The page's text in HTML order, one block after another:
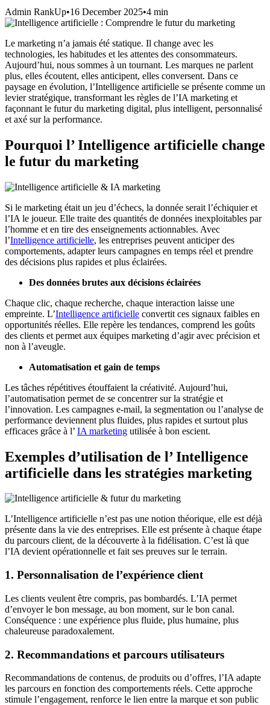
Admin RankUp•16 December 2025•4 min
Le marketing n’a jamais été statique. Il change avec les
technologies, les habitudes et les attentes des consommateurs.
Aujourd’hui, nous sommes à un tournant. Les marques ne parlent
plus, elles écoutent, elles anticipent, elles conversent. Dans ce
paysage en évolution, l’Intelligence artificielle se présente comme un
levier stratégique, transformant les règles de l’IA marketing et
façonnant le futur du marketing digital, plus intelligent, personnalisé
et axé sur la performance.
Pourquoi l’ Intelligence artificielle change
le futur du marketing
Si le marketing était un jeu d’échecs, la donnée serait l’échiquier et
l’IA le joueur. Elle traite des quantités de données inexploitables par
l’homme et en tire des enseignements actionnables. Avec
l’Intelligence artificielle, les entreprises peuvent anticiper des
comportements, adapter leurs campagnes en temps réel et prendre
des décisions plus rapides et plus éclairées.
Des données brutes aux décisions éclairées
Chaque clic, chaque recherche, chaque interaction laisse une
empreinte. L’Intelligence artificielle convertit ces signaux faibles en
opportunités réelles. Elle repère les tendances, comprend les goûts
des clients et permet aux équipes marketing d’agir avec précision et
non à l’aveugle.
Automatisation et gain de temps
Les tâches répétitives étouffaient la créativité. Aujourd’hui,
l’automatisation permet de se concentrer sur la stratégie et
l’innovation. Les campagnes e-mail, la segmentation ou l’analyse de
performance deviennent plus fluides, plus rapides et surtout plus
efficaces grâce à l’ IA marketing utilisée à bon escient.
Exemples d’utilisation de l’ Intelligence
artificielle dans les stratégies marketing
L’Intelligence artificielle n’est pas une notion théorique, elle est déjà
présente dans la vie des entreprises. Elle est présente à chaque étape
du parcours client, de la découverte à la fidélisation. C’est là que
l’IA devient opérationnelle et fait ses preuves sur le terrain.
1. Personnalisation de l’expérience client
Les clients veulent être compris, pas bombardés. L’IA permet
d’envoyer le bon message, au bon moment, sur le bon canal.
Conséquence : une expérience plus fluide, plus humaine, plus
chaleureuse paradoxalement.
2. Recommandations et parcours utilisateurs
Recommandations de contenus, de produits ou d’offres, l’IA adapte
les parcours en fonction des comportements réels. Cette approche
stimule l’engagement, renforce le lien entre la marque et son public